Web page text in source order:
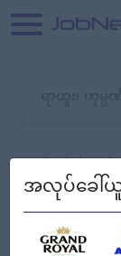
သော အလုပ်မရှိသေ
အလုပ်ခေါ်ယူ